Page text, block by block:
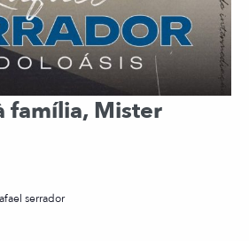
família, Mister
serrador